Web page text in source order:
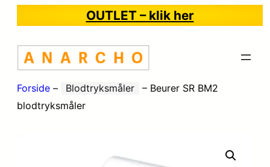
OUTLET – klik her
Forside – Blodtryksmåler – Beurer SR BM2
blodtryksmåler